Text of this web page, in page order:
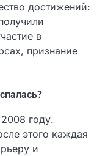
достижений:
в
признание
году.
этого каждая
и